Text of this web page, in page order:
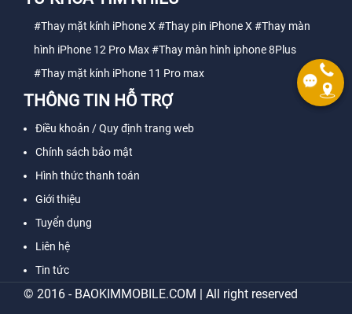
#Thay mặt kính iPhone X #Thay pin iPhone X #Thay màn
hình iPhone 12 Pro Max#Thay màn hình iphone 8Plus
#Thay mặt kính iPhone 11 Pro max
THÔNG TIN HỖ TRỢ
Điều khoản / Quy định trang web
Chính sách bảo mật
Hình thức thanh toán
Giới thiệu
Tuyển dụng
Liên hệ
Tin tức
© 2016 - BAOKIMMOBILE.COM | All right reserved